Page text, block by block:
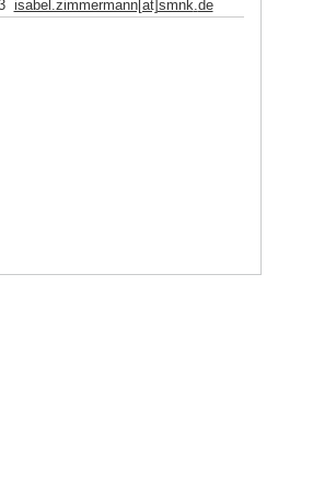
isabel.zimmermann[at]smnk.de